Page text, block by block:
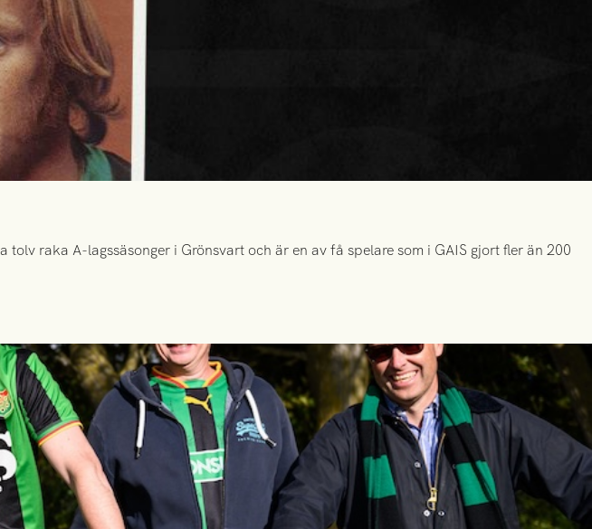
raka A-lagssäsonger i Grönsvart och är en av få spelare som i GAIS gjort fler än 200